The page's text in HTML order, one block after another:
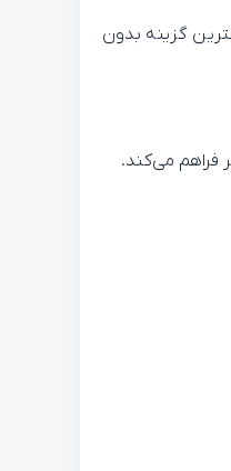
گزینه بدون
فراهم می‌کند.